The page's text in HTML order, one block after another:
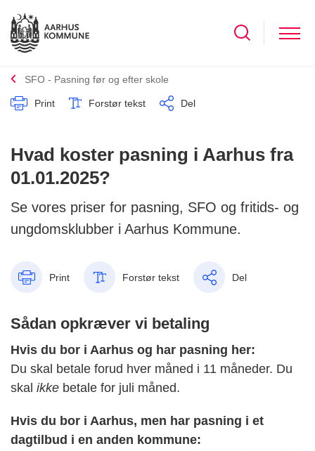
SFO - Pasning før og efter skole
Print Forstør tekst Del
Hvad koster pasning i Aarhus fra
01.01.2025?
Se vores priser for pasning, SFO og fritids- og
ungdomsklubber i Aarhus Kommune.
Print Forstør tekst Del
Sådan opkræver vi betaling
Hvis du bor i Aarhus og har pasning her:
Du skal betale forud hver måned i 11 måneder. Du
skal ikke betale for juli måned.
Hvis du bor i Aarhus, men har pasning i et
dagtilbud i en anden kommune: